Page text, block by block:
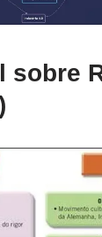
sobre